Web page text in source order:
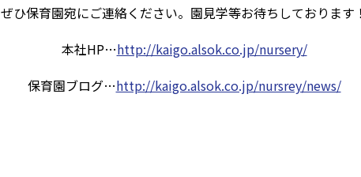
ぜひ保育園宛にご連絡ください。園見学等お待ちしております！
本社HP…http://kaigo.alsok.co.jp/nursery/
保育園ブログ…http://kaigo.alsok.co.jp/nursrey/news/